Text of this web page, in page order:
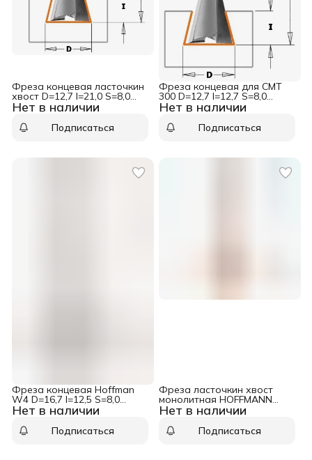
Нет в наличии
Фреза концевая ласточкин
хвост D=12,7 I=21,0 S=8,0
L=69,8 CMT 918.1320
Подписаться
Нет в наличии
Фреза концевая для СМТ
300 D=12,7 I=12,7 S=8,0
L=52,0 CMT 918.1313
Подписаться
Нет в наличии
Фреза концевая Hoffman
W4 D=16,7 I=12,5 S=8,0
L=49,0 CMT 918.1613
Подписаться
Нет в наличии
Фреза ласточкин хвост
монолитная HOFFMANN
D=9,3 I=7,3 S=6,0 L=43,0 CMT
718.093.11
Подписаться